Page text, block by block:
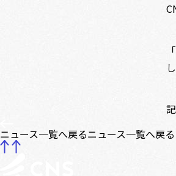
ニュース一覧へ戻るニュース一覧へ戻る